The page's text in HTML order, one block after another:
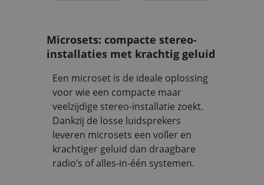
Microsets: compacte stereo-
installaties met krachtig geluid
Een microset is de ideale oplossing
voor wie een compacte maar
veelzijdige stereo-installatie zoekt.
Dankzij de losse luidsprekers
leveren microsets een voller en
krachtiger geluid dan draagbare
radio’s of alles‑in‑één systemen.